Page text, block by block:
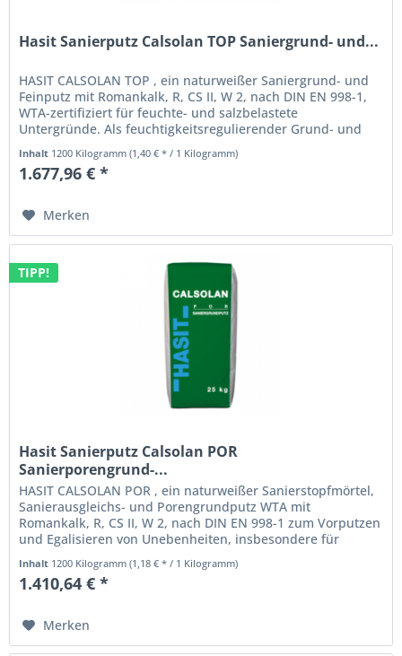
Hasit Sanierputz Calsolan TOP Saniergrund- und...
HASIT CALSOLAN TOP , ein naturweißer Saniergrund- und
Feinputz mit Romankalk, R, CS II, W 2, nach DIN EN 998-1,
WTA-zertifiziert für feuchte- und salzbelastete
Untergründe. Als feuchtigkeitsregulierender Grund- und
Feinputz (K 0-1 mm)...
Inhalt 1200 Kilogramm(1,40 € * / 1 Kilogramm)
1.677,96 € *
Merken
TIPP!
Hasit Sanierputz Calsolan POR
Sanierporengrund-...
HASIT CALSOLAN POR , ein naturweißer Sanierstopfmörtel,
Sanierausgleichs- und Porengrundputz WTA mit
Romankalk, R, CS II, W 2, nach DIN EN 998-1 zum Vorputzen
und Egalisieren von Unebenheiten, insbesondere für
Inhalt 1200 Kilogramm(1,18 € * / 1 Kilogramm)
1.410,64 € *
Merken